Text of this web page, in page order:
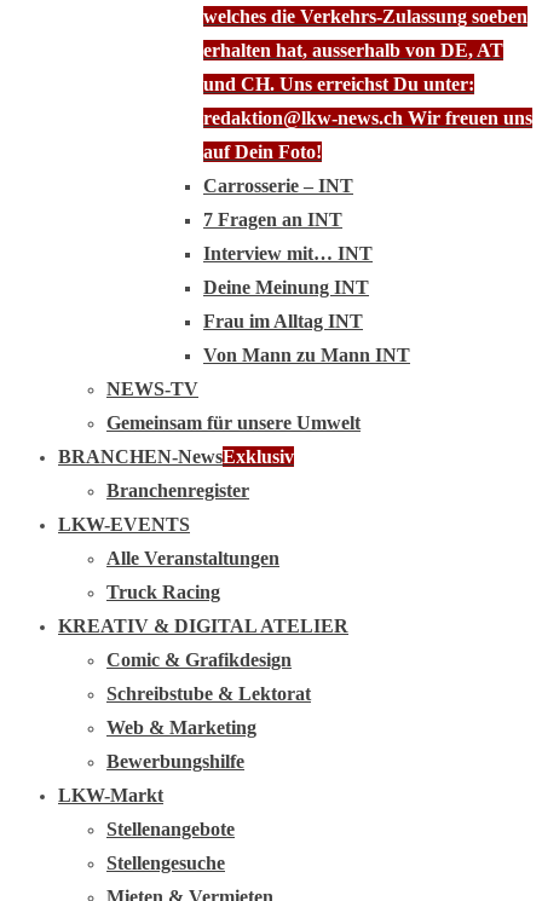
welches die Verkehrs-Zulassung soeben
erhalten hat, ausserhalb von DE, AT
und CH. Uns erreichst Du unter:
redaktion@lkw-news.ch Wir freuen uns
auf Dein Foto!
Carrosserie – INT
7 Fragen an INT
Interview mit… INT
Deine Meinung INT
Frau im Alltag INT
Von Mann zu Mann INT
NEWS-TV
Gemeinsam für unsere Umwelt
BRANCHEN-NewsExklusiv
Branchenregister
LKW-EVENTS
Alle Veranstaltungen
Truck Racing
KREATIV & DIGITAL ATELIER
Comic & Grafikdesign
Schreibstube & Lektorat
Web & Marketing
Bewerbungshilfe
LKW-Markt
Stellenangebote
Stellengesuche
Mieten & Vermieten